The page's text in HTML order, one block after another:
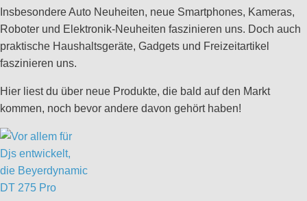
Insbesondere Auto Neuheiten, neue Smartphones, Kameras,
Roboter und Elektronik-Neuheiten faszinieren uns. Doch auch
praktische Haushaltsgeräte, Gadgets und Freizeitartikel
faszinieren uns.
Hier liest du über neue Produkte, die bald auf den Markt
kommen, noch bevor andere davon gehört haben!